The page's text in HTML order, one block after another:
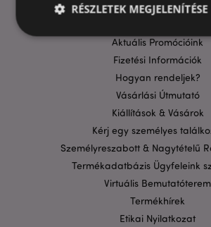
GYIK
Aktuális Promócióink
Fizetési Információk
Hogyan rendeljek?
Vásárlási Útmutató
Kiállítások & Vásárok
Kérj egy személyes
Személyreszabott & Nagytételű
Termékadatbázis Ügyfeleink
Virtuális Bemutatóterem
Termékhírek
Etikai Nyilatkozat
RÉSZLETEK MEGJELENÍTÉSE
Elengedhetetlenül szükséges
Funkcionalitás
A weboldal működéséhez feltétlenül
például a felhasználói bejelentkezést és a
fiókkezelést. A weboldal nem
megfelelően a feltétlenül szükséges sütik